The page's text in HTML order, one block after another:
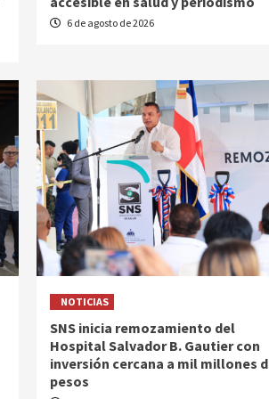
6 de agosto de 2026
NOTICIAS
SNS inicia remozamiento del
Hospital Salvador B. Gautier con
inversión cercana a mil millones
pesos